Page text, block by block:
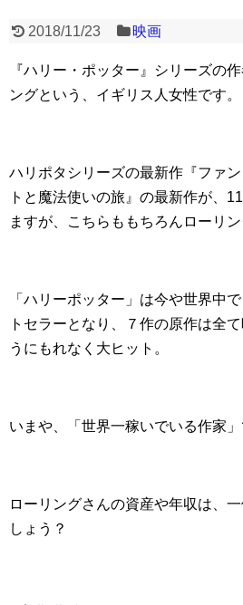
2018/11/23 映画
『ハリー・ポッター』シリーズの
ングという、イギリス人女性です。
ハリポタシリーズの最新作『ファ
トと魔法使いの旅』の最新作が、
ますが、こちらももちろんローリン
「ハリーポッター」は今や世界中
トセラーとなり、７作の原作は全
うにもれなく大ヒット。
いまや、「世界一稼いでいる作家」
ローリングさんの資産や年収は、
しょう？